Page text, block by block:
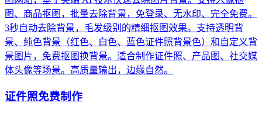
图、商品抠图，批量去除背景，免登录、无水印、完全免费。
3秒自动去除背景，毛发级别的精细抠图效果。支持透明背
景、纯色背景（红色、白色、蓝色证件照背景色）和自定义背
景图片，免费抠图换背景。适合制作证件照、产品图、社交媒
体头像等场景。高质量输出，边缘自然。
证件照免费制作